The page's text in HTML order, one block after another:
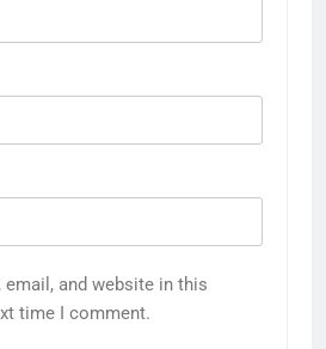
email, and website in this
time I comment.